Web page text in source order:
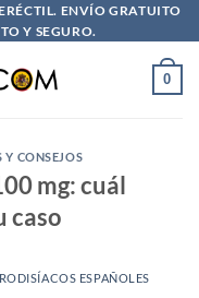
ENVÍO GRATUITO
Y SEGURO.
0
Y CONSEJOS
mg: cuál
caso
ESPAÑOLES